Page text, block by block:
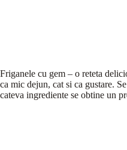
Friganele cu gem – o reteta
ca mic dejun, cat si ca gustare.
cateva ingrediente se obtine un